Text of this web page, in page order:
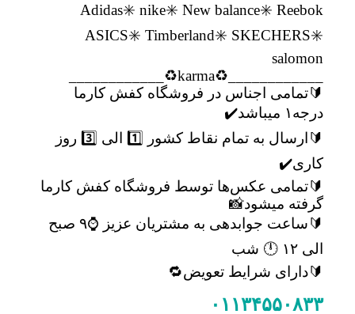
Adidas✳️ nike✳️ New balance✳️ Reebok
ASICS✳️ Timberland✳️ SKECHERS✳️
salomon
🔰تمامی اجناس در فروشگاه کفش کارما
درجه۱ میباشد✔️
🔰ارسال به تمام نقاط کشور 1️⃣ الی 3️⃣ روز
کاری✔️
🔰تمامی عکس‌ها توسط فروشگاه کفش کارما
گرفته میشود📸
🔰ساعت جوابدهی به مشتریان عزیز ⌚۹ صبح
🔰دارای شرایط تعویض🔁
۰۱۱۳۴۵۵۰۸۳۳